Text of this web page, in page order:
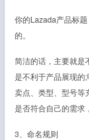
你的Lazada产品标
的。
简洁的话，主要就是
是不利于产品展现的
卖点、类型、型号等
是否符合自己的需求
3、命名规则